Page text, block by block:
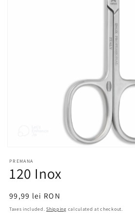
1
in
modal
PREMANA
120 Inox
Regular
price
99,99 lei RON
Taxes included.Shipping calculated at checkout.